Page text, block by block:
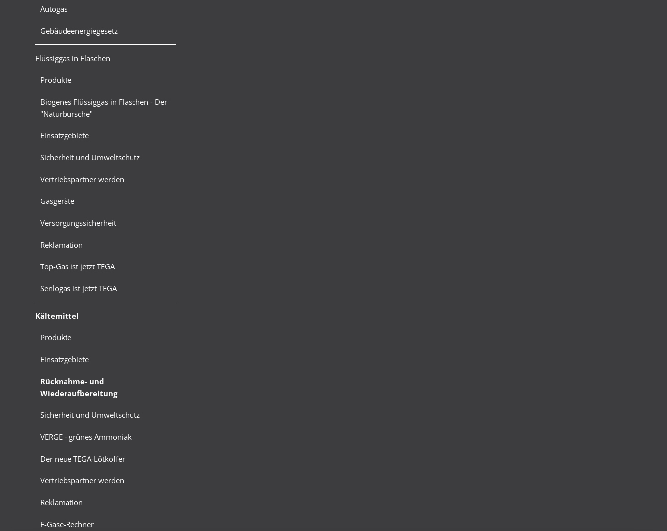
Autogas
Gebäudeenergiegesetz
Flüssiggas in Flaschen
Produkte
Biogenes Flüssiggas in Flaschen - Der
"Naturbursche"
Einsatzgebiete
Sicherheit und Umweltschutz
Vertriebspartner werden
Gasgeräte
Versorgungssicherheit
Reklamation
Top-Gas ist jetzt TEGA
Senlogas ist jetzt TEGA
Kältemittel
Produkte
Einsatzgebiete
Rücknahme- und
Wiederaufbereitung
Sicherheit und Umweltschutz
VERGE - grünes Ammoniak
Der neue TEGA-Lötkoffer
Vertriebspartner werden
Reklamation
F-Gase-Rechner